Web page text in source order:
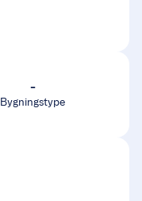
-
Bygningstype